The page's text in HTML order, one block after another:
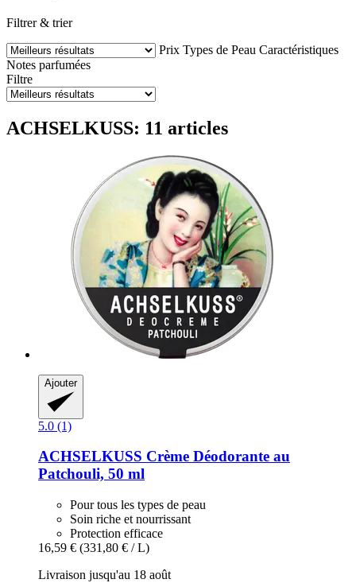
Filtrer & trier
Prix Types de Peau Caractéristiques
Notes parfumées
Filtre
ACHSELKUSS: 11 articles
Ajouter
5.0 (1)
ACHSELKUSS Crème Déodorante au
Patchouli, 50 ml
Pour tous les types de peau
Soin riche et nourrissant
Protection efficace
16,59 € (331,80 € / L)
Livraison jusqu'au 18 août